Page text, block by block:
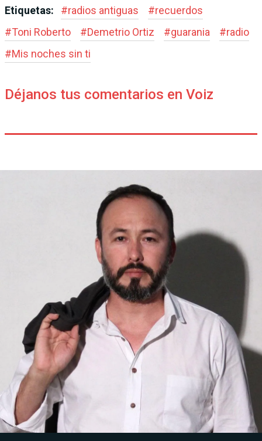
Etiquetas: #radios antiguas #recuerdos
#Toni Roberto #Demetrio Ortiz #guarania #radio
#Mis noches sin ti
Déjanos tus comentarios en Voiz